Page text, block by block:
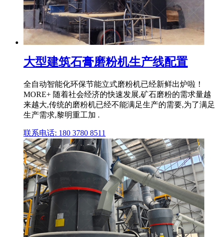
大型建筑石膏磨粉机生产线配置
全自动智能化环保节能立式磨粉机已经新鲜出炉啦！
MORE+ 随着社会经济的快速发展,矿石磨粉的需求量越
来越大,传统的磨粉机已经不能满足生产的需要,为了满足
生产需求,黎明重工加 .
联系电话: 180 3780 8511